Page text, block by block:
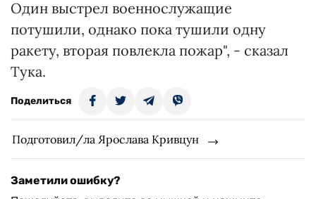
Один выстрел военнослужащие
потушили, однако пока тушили одну
ракету, вторая повлекла пожар", - сказал
Тука.
Поделиться
Подготовил/ла Ярослава Кривцун
Заметили ошибку?